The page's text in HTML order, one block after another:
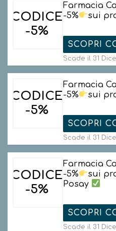
CODICE
-5%
Farmacia
-5%
sui
SCOPRI
Scade il 31
CODICE
-5%
Farmacia
-5%
sui
SCOPRI
Scade il 31
CODICE
-5%
Farmacia
-5%
sui
Posay
SCOPRI
Scade il 31